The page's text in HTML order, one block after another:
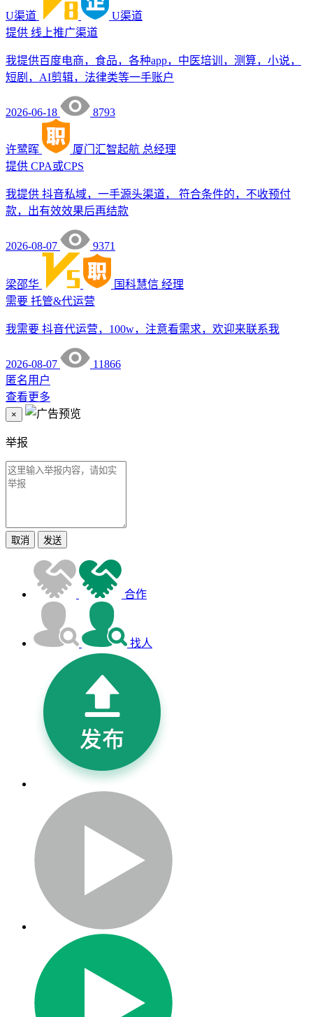
U渠道
U渠道
提供 线上推广渠道
我提供百度电商，食品，各种app，中医培训，测算，小说，
短剧，AI剪辑，法律类等一手账户
2026-06-18 8793
许鹭晖 厦门汇智起航 总经理
提供 CPA或CPS
我提供 抖音私域，一手源头渠道， 符合条件的，不收预付
款，出有效效果后再结款
2026-08-07 9371
梁邵华 国科慧信 经理
需要 托管&代运营
我需要 抖音代运营，100w，注意看需求，欢迎来联系我
2026-08-07
11866
匿名用户
查看更多
×
举报
取消 发送
合作
找人